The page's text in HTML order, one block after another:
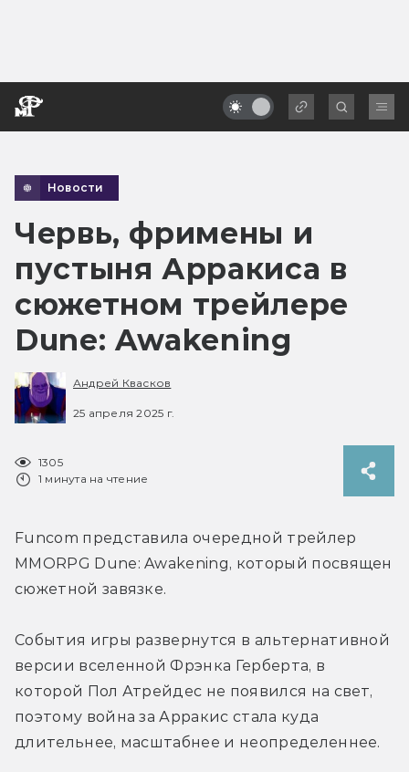
Новости
Червь, фримены и
пустыня Арракиса в
сюжетном трейлере
Dune: Awakening
Андрей Квасков
25 апреля 2025 г.
1305
1 минута на чтение
Funcom представила очередной трейлер
MMORPG Dune: Awakening, который посвящен
сюжетной завязке.
События игры развернутся в альтернативной
версии вселенной Фрэнка Герберта, в
которой Пол Атрейдес не появился на свет,
поэтому война за Арракис стала куда
длительнее, масштабнее и неопределеннее.